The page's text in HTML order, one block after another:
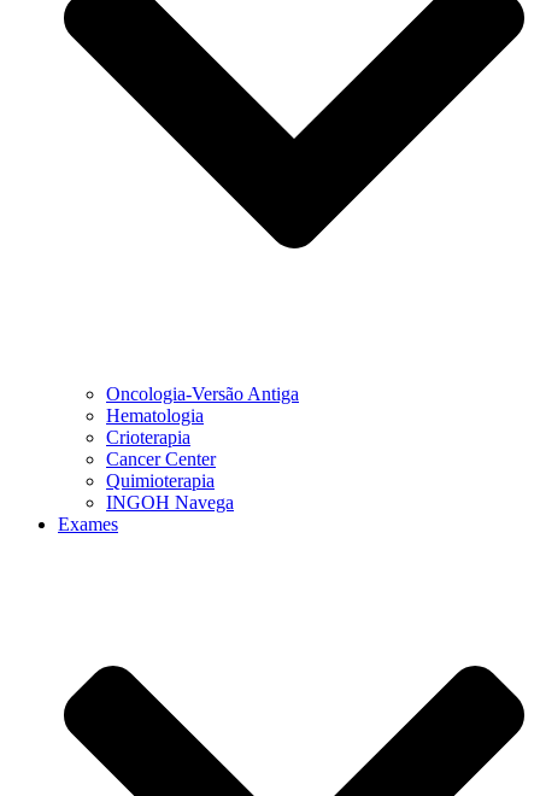
Oncologia-Versão Antiga
Hematologia
Crioterapia
Cancer Center
Quimioterapia
INGOH Navega
Exames